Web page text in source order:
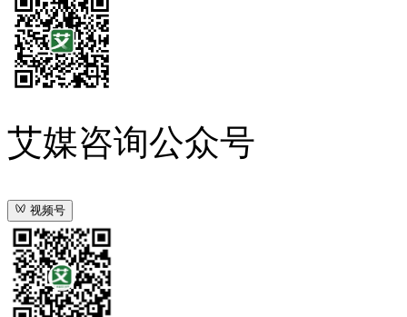
艾媒咨询公众号
视频号